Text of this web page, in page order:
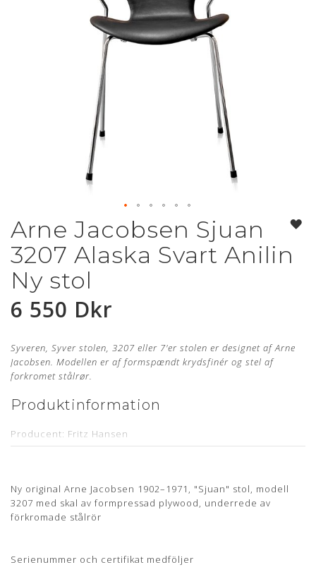
Hoppa
till
början
av
bildgalleriet
Arne Jacobsen Sjuan
3207 Alaska Svart Anilin
Ny stol
6 550 Dkr
Syveren, Syver stolen, 3207 eller 7'er stolen er designet af Arne
Jacobsen. Modellen er af formspændt krydsfinér og stel af
forkromet stålrør.
Produktinformation
Producent: Fritz Hansen
Sædehøjde: 46,5 cm
Armlænshøjde: Ca. 70,5 cm
Stand: Ubrugt og nypolstret hos egen møbelpolstrer.
Ny original Arne Jacobsen 1902–1971, "Sjuan" stol, modell
3207 med skal av formpressad plywood, underrede av
förkromade stålrör
Serienummer och certifikat medföljer